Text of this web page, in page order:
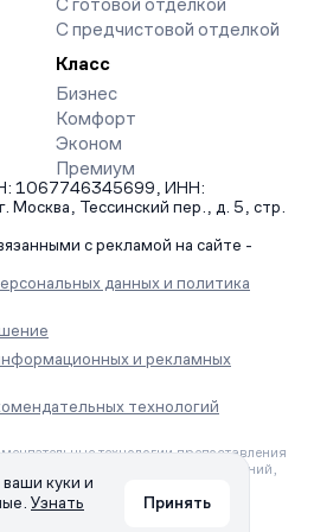
С готовой отделкой
С предчистовой отделкой
Класс
Бизнес
Комфорт
Эконом
Премиум
1067746345699, ИНН:
Тессинский пер., д. 5, стр.
с рекламой на сайте -
данных и политика
и рекламных
технологий
технологии предоставления
систематизации и анализа сведений,
пользователей сети «Интернет»,
Российской Федерации.
куки и
Узнать
Принять